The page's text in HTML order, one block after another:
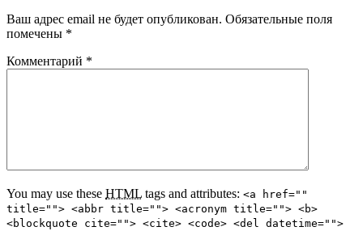
Ваш адрес email не будет опубликован. Обязательные поля
помечены *
Комментарий *
You may use these HTML tags and attributes: <a href=""
title=""> <abbr title=""> <acronym title=""> <b>
<blockquote cite=""> <cite> <code> <del datetime="">